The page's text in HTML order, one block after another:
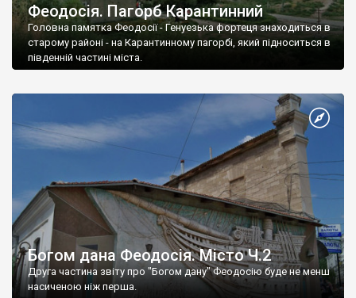
Феодосія. Пагорб Карантинний
Головна памятка Феодосії - Генуезька фортеця знаходиться в
старому районі - на Карантинному пагорбі, який підноситься в
південній частині міста.
Богом дана Феодосія. Місто Ч.2
Друга частина звіту про "Богом дану" Феодосію буде не менш
насиченою ніж перша.